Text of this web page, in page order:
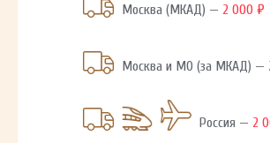
Москва (МКАД) — 2 000 ₽
Москва и МО (за МКАД) —
Россия — 2